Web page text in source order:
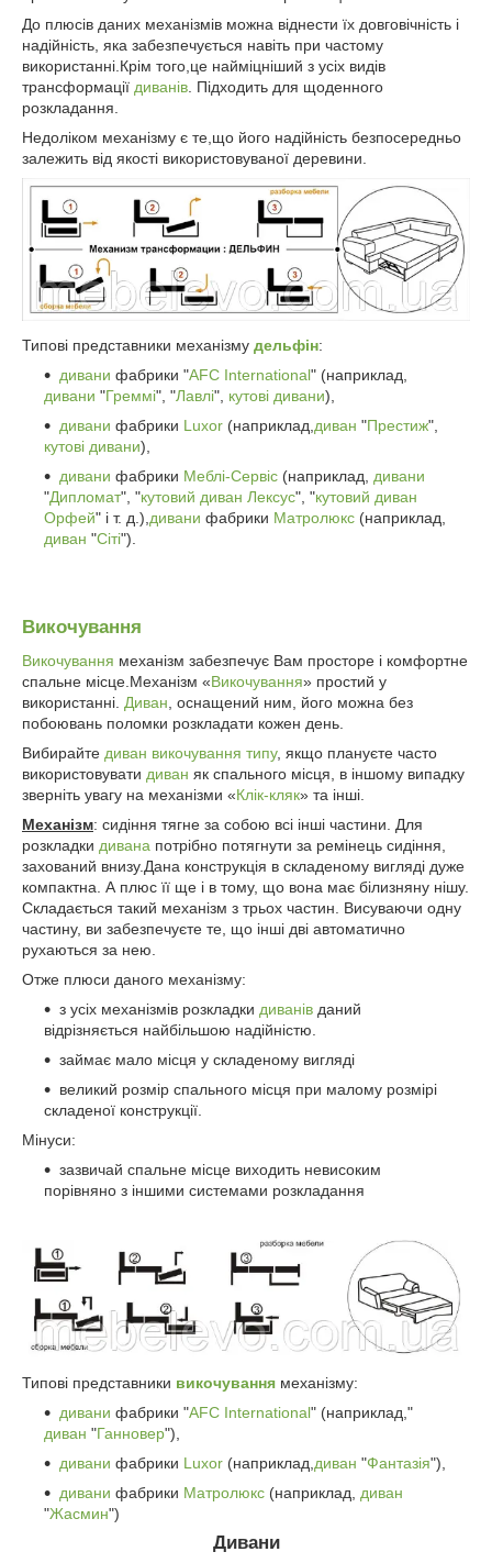
До плюсів даних механізмів можна віднести їх довговічність і
надійність, яка забезпечується навіть при частому
використанні.Крім того,це найміцніший з усіх видів
трансформації диванів . Підходить для щоденного
розкладання.
Недоліком механізму є те,що його надійність безпосередньо
залежить від якості використовуваної деревини.
Типові представники механізму дельфін:
дивани фабрики "AFC International" (наприклад,
дивани "Греммі", "Лавлі", кутові дивани),
дивани фабрики Luxor (наприклад, диван "Престиж",
кутові дивани),
дивани фабрики Меблі-Сервіс (наприклад, дивани
"Дипломат", "кутовий диван Лексус", "кутовий диван
Орфей" і т. д.), дивани фабрики Матролюкс (наприклад,
диван "Сіті").
Викочування
Викочування механізм забезпечує Вам просторе і комфортне
спальне місце.Механізм «Викочування» простий у
використанні. Диван , оснащений ним, його можна без
побоювань поломки розкладати кожен день.
Вибирайте диван викочування типу, якщо плануєте часто
використовувати диван як спального місця, в іншому випадку
зверніть увагу на механізми «Клік-кляк» та інші.
Механізм: сидіння тягне за собою всі інші частини. Для
розкладки дивана потрібно потягнути за ремінець сидіння,
захований внизу.Дана конструкція в складеному вигляді дуже
компактна. А плюс її ще і в тому, що вона має білизняну нішу.
Складається такий механізм з трьох частин. Висуваючи одну
частину, ви забезпечуєте те, що інші дві автоматично
рухаються за нею.
Отже плюси даного механізму:
з усіх механізмів розкладки диванів даний
відрізняється найбільшою надійністю.
займає мало місця у складеному вигляді
великий розмір спального місця при малому розмірі
складеної конструкції.
Мінуси:
зазвичай спальне місце виходить невисоким
порівняно з іншими системами розкладання
Типові представники викочування механізму:
дивани фабрики "AFC International" (наприклад,"
диван "Ганновер"),
дивани фабрики Luxor (наприклад, диван "Фантазія"),
дивани фабрики Матролюкс (наприклад, диван
"Жасмин")
Дивани